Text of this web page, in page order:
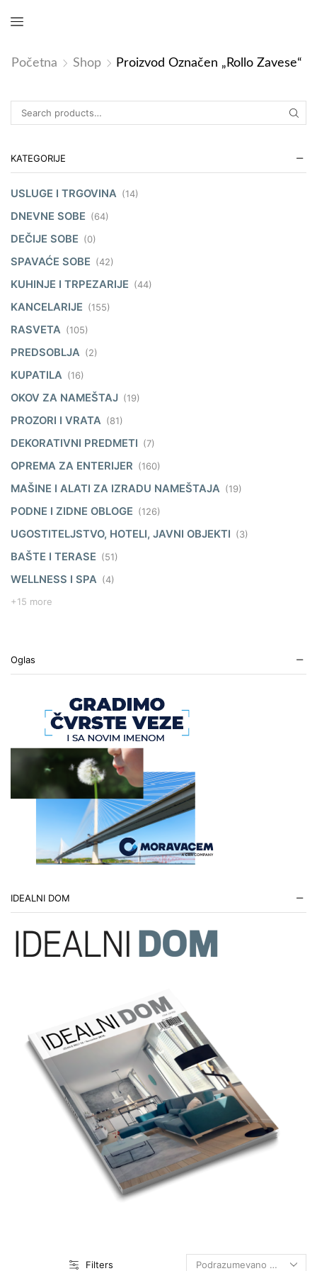
Početna Shop Proizvod Označen „rollo Zavese“
Filters
KATEGORIJE
USLUGE I TRGOVINA (14)
DNEVNE SOBE (64)
DEČIJE SOBE (0)
SPAVAĆE SOBE (42)
KUHINJE I TRPEZARIJE (44)
KANCELARIJE (155)
RASVETA (105)
PREDSOBLJA (2)
KUPATILA (16)
OKOV ZA NAMEŠTAJ (19)
PROZORI I VRATA (81)
DEKORATIVNI PREDMETI (7)
OPREMA ZA ENTERIJER (160)
MAŠINE I ALATI ZA IZRADU NAMEŠTAJA (19)
PODNE I ZIDNE OBLOGE (126)
UGOSTITELJSTVO, HOTELI, JAVNI OBJEKTI (3)
BAŠTE I TERASE (51)
WELLNESS I SPA (4)
+15 more
Oglas
IDEALNI DOM